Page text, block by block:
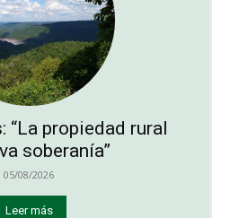
“La propiedad rural
soberanía”
05/08/2026
Leer más